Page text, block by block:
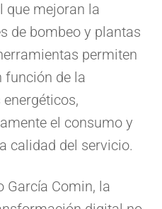
que mejoran la
de bombeo y plantas
permiten
función de la
el consumo y
calidad del servicio.
García Comin, la